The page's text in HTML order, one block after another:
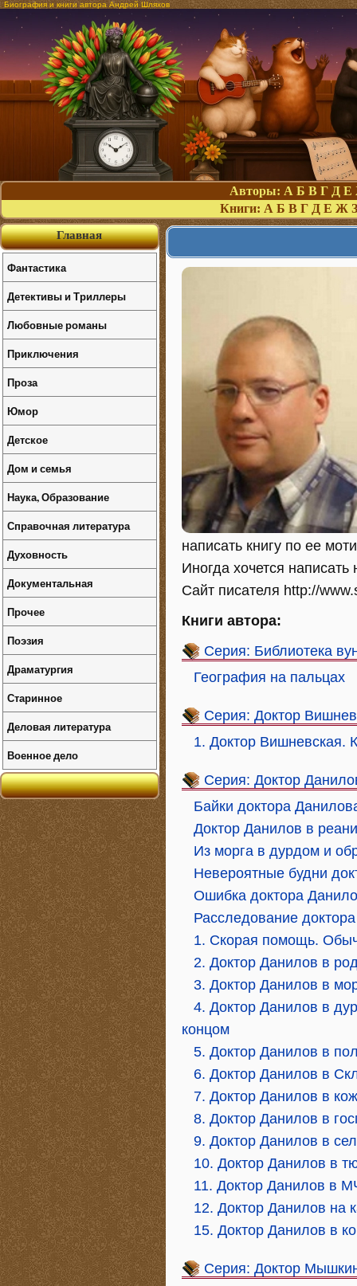
Биография и книги автора Андрей Шляхов
Авторы: А Б В Г Д Е
Книги: А Б В Г Д Е Ж З
написать книгу по ее
Иногда хочется написать
Сайт писателя http://
Книги автора:
Серия: Библиотека
География на пальцах
Серия: Доктор
1. Доктор Вишневская.
Серия: Доктор
Байки доктора
Доктор Данилов в
Из морга в дурдом и
Невероятные будни
Ошибка доктора
Расследование
1. Скорая помощь.
2. Доктор Данилов в
3. Доктор Данилов в
4. Доктор Данилов в
концом
5. Доктор Данилов в
6. Доктор Данилов в
7. Доктор Данилов в
8. Доктор Данилов в
9. Доктор Данилов в
10. Доктор Данилов в
11. Доктор Данилов в
12. Доктор Данилов на
15. Доктор Данилов в
Серия: Доктор
Главная
Фантастика
Детективы и Триллеры
Любовные романы
Приключения
Проза
Юмор
Детское
Дом и семья
Наука, Образование
Справочная литература
Духовность
Документальная
Прочее
Поэзия
Драматургия
Старинное
Деловая литература
Военное дело